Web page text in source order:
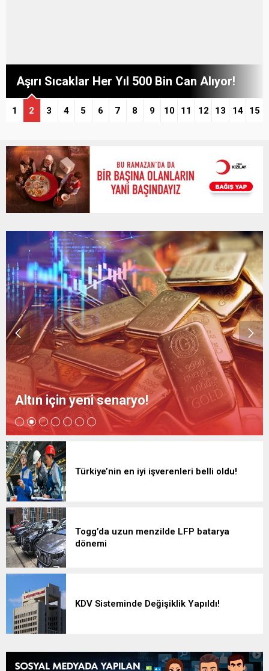
Aşırı Sıcaklar Her Yıl 500 Bin Can Alıyor!
1 2 3 4 5 6 7 8 9 10 11 12 13 14 15
Altın için yeni senaryo!
Türkiye’nin en iyi işverenleri belli oldu!
Togg’da uzun menzilde LFP batarya
dönemi
KDV Sisteminde Değişiklik Yapıldı!